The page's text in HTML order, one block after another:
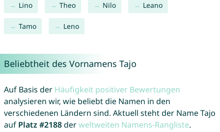
Lino Theo Nilo Leano
Tamo Leno
Beliebtheit des Vornamens Tajo
Auf Basis der Häufigkeit positiver Bewertungen
analysieren wir, wie beliebt die Namen in den
verschiedenen Ländern sind. Aktuell steht der Name Tajo
auf Platz #2188derweltweiten Namens-Rangliste.